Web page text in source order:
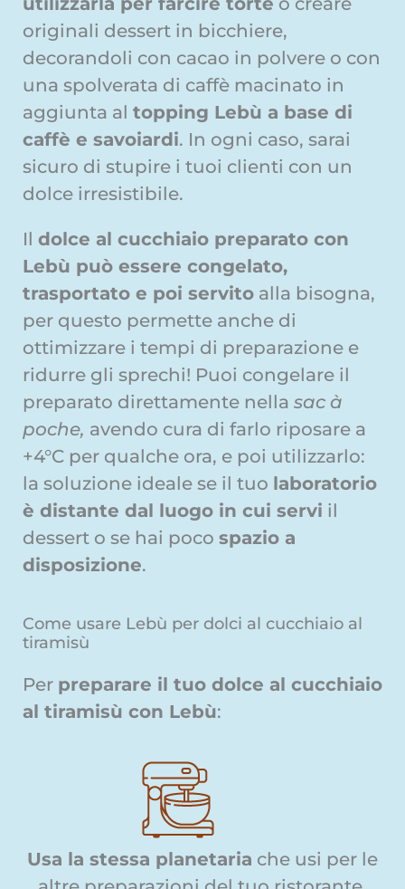
originali dessert in bicchiere,
decorandoli con cacao in polvere o con
una spolverata di caffè macinato in
aggiunta al topping Lebù a base di
caffè e savoiardi. In ogni caso, sarai
sicuro di stupire i tuoi clienti con un
dolce irresistibile.
Il dolce al cucchiaio preparato con
Lebù può essere congelato,
trasportato e poi servito alla bisogna,
per questo permette anche di
ottimizzare i tempi di preparazione e
ridurre gli sprechi! Puoi congelare il
preparato direttamente nella sac à
poche, avendo cura di farlo riposare a
+4°C per qualche ora, e poi utilizzarlo:
la soluzione ideale se il tuo laboratorio
è distante dal luogo in cui servi il
dessert o se hai poco spazio a
disposizione.
Come usare Lebù per dolci al cucchiaio al
tiramisù
Per preparare il tuo dolce al cucchiaio
al tiramisù con Lebù:
Usa la stessa planetaria che usi per le